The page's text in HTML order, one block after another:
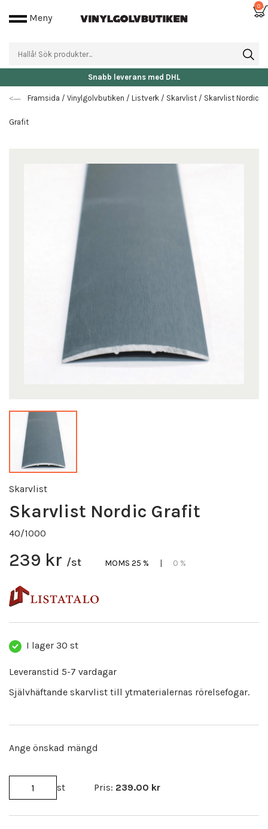
Meny
0
Snabb leverans med DHL
Framsida / Vinylgolvbutiken / Listverk / Skarvlist / Skarvlist Nordic
Grafit
Skarvlist
Skarvlist Nordic Grafit
40/1000
239 kr /st MOMS 25 % | 0 %
I lager 30 st
Leveranstid 5-7 vardagar
Självhäftande skarvlist till ytmaterialernas rörelsefogar.
Ange önskad mängd
st Pris: 239.00 kr